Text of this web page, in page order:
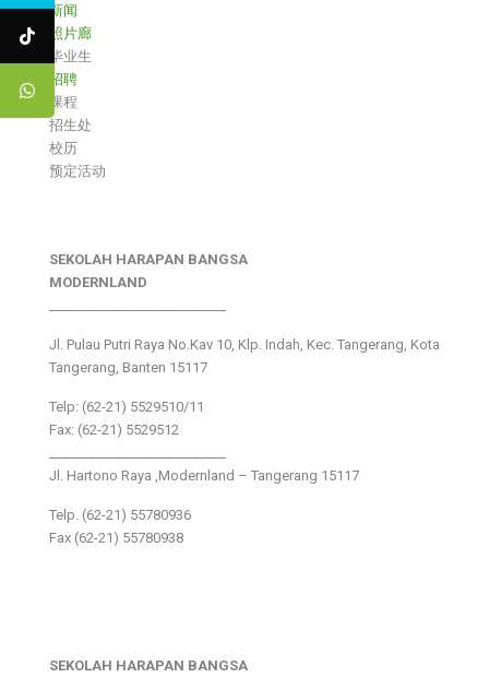
新闻
照片廊
毕业生
招聘
课程
招生处
校历
预定活动
SEKOLAH HARAPAN BANGSA
MODERNLAND
Jl. Pulau Putri Raya No.Kav 10, Klp. Indah, Kec. Tangerang, Kota
Tangerang, Banten 15117
Telp: (62-21) 5529510/11
Fax: (62-21) 5529512
Jl. Hartono Raya ,Modernland – Tangerang 15117
Telp. (62-21) 55780936
Fax (62-21) 55780938
SEKOLAH HARAPAN BANGSA